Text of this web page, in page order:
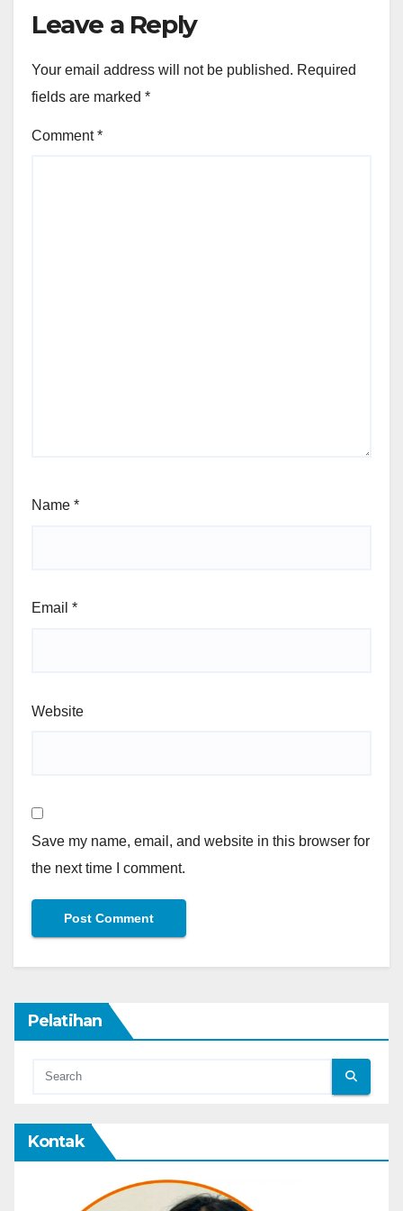
Leave a Reply
Your email address will not be published. Required
fields are marked *
Comment*
Name *
Email *
Website
Save my name, email, and website in this browser for
the next time I comment.
Pelatihan
Kontak